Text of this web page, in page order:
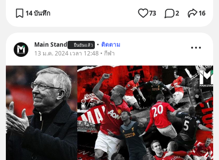
14 บันทึก 73 2 16
Main Stand ยืนยันแล้ว • ติดตาม
13 ม.ค. 2024 เวลา 12:48 • กีฬา